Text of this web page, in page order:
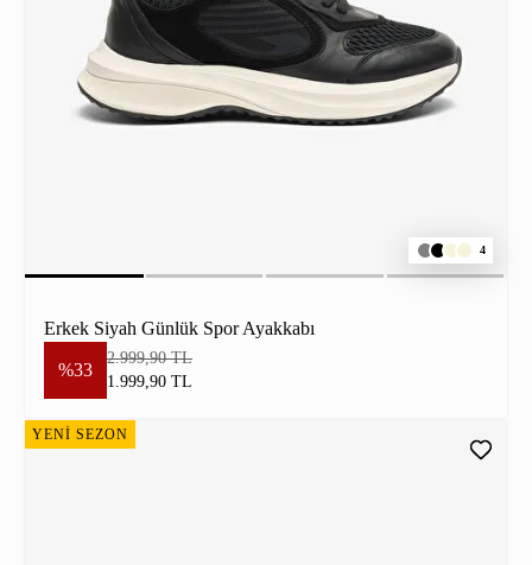
4
Erkek Siyah Günlük Spor Ayakkabı
%33
2.999,90 TL
1.999,90 TL
YENİ SEZON